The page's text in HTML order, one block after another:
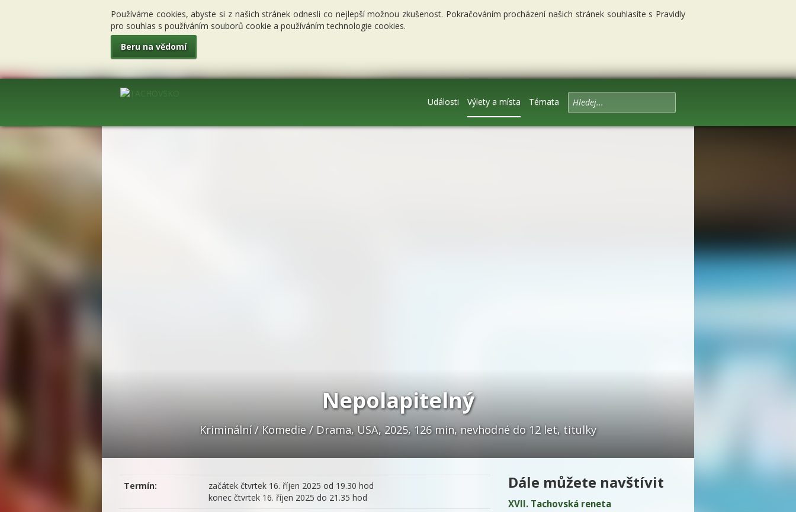
Používáme cookies, abyste si z našich stránek odnesli co nejlepší možnou zkušenost. Pokračováním procházení našich stránek souhlasíte s Pravidly
pro souhlas s používáním souborů cookie a používáním technologie cookies.
Beru na vědomí
Události Výlety a místa Témata
Nepolapitelný
Kriminální / Komedie / Drama, USA, 2025, 126 min, nevhodné do 12 let, titulky
Termín: začátek čtvrtek 16. říjen 2025 od 19.30 hod
konec čtvrtek 16. říjen 2025 do 21.35 hod
Dále můžete navštívit
XVII. Tachovská reneta